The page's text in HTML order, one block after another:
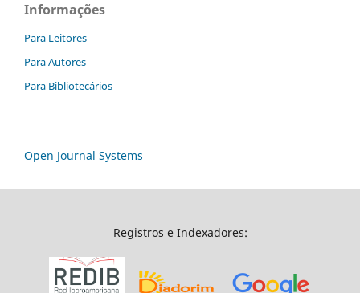
Informações
Para Leitores
Para Autores
Para Bibliotecários
Open Journal Systems
Registros e Indexadores: